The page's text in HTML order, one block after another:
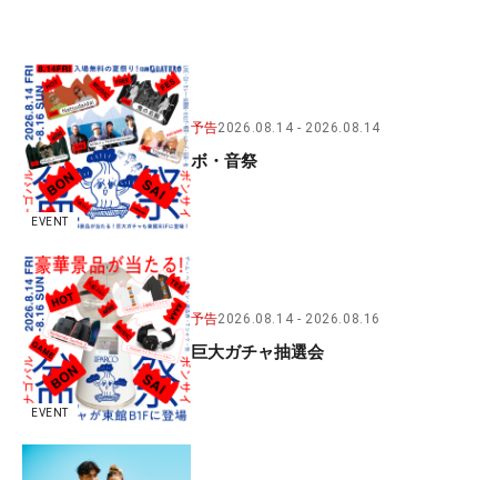
EVENT
予告2026.08.14 2026.08.14
ボ・音祭
EVENT
予告2026.08.14 2026.08.16
巨大ガチャ抽選会